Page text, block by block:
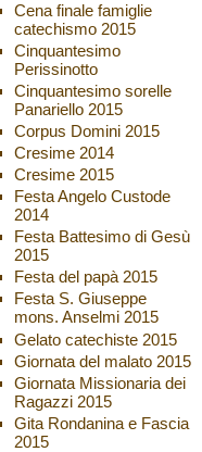
Cena finale famiglie
catechismo 2015
Cinquantesimo
Perissinotto
Cinquantesimo sorelle
Panariello 2015
Corpus Domini 2015
Cresime 2014
Cresime 2015
Festa Angelo Custode
2014
Festa Battesimo di Gesù
2015
Festa del papà 2015
Festa S. Giuseppe
mons. Anselmi 2015
Gelato catechiste 2015
Giornata del malato 2015
Giornata Missionaria dei
Ragazzi 2015
Gita Rondanina e Fascia
2015